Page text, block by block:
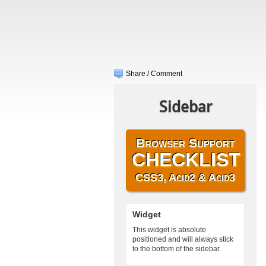
Share / Comment
Sidebar
Browser Support
CHECKLIST
CSS3, Acid2 & Acid3
Widget
This widget is absolute
positioned and will always stick
to the bottom of the sidebar.